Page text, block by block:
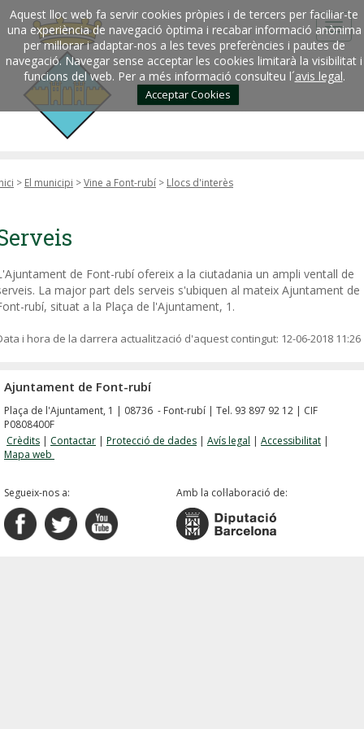
Aquest lloc web fa servir cookies pròpies i de tercers per faciliar-te
una experiència de navegació òptima i recabar informació anònima
per millorar i adaptar-nos a les teves preferències i pautes de
navegació. Navegar sense acceptar les cookies limitarà la visibilitat i
funcions del web. Per a més informació consulteu l´avis legal.
Acceptar Cookies
> El municipi >Vine a Font-rubí > Llocs d'interès
de Font-rubí ofereix a la ciutadania un ampli ventall de
La major part dels serveis s'ubiquen al mateix Ajuntament de
rubí, situat a la Plaça de l'Ajuntament, 1.
i hora de la darrera actualització d'aquest contingut: 12-06-2018 11:26
Ajuntament de Font-rubí
Plaça de l'Ajuntament, 1 | 08736 - Font-rubí | Tel. 93 897 92 12 | CIF
P0808400F
Crèdits | Contactar | Protecció de dades | Avís legal | Accessibilitat |
Mapa web
Segueix-nos a: Amb la col·laboració de: